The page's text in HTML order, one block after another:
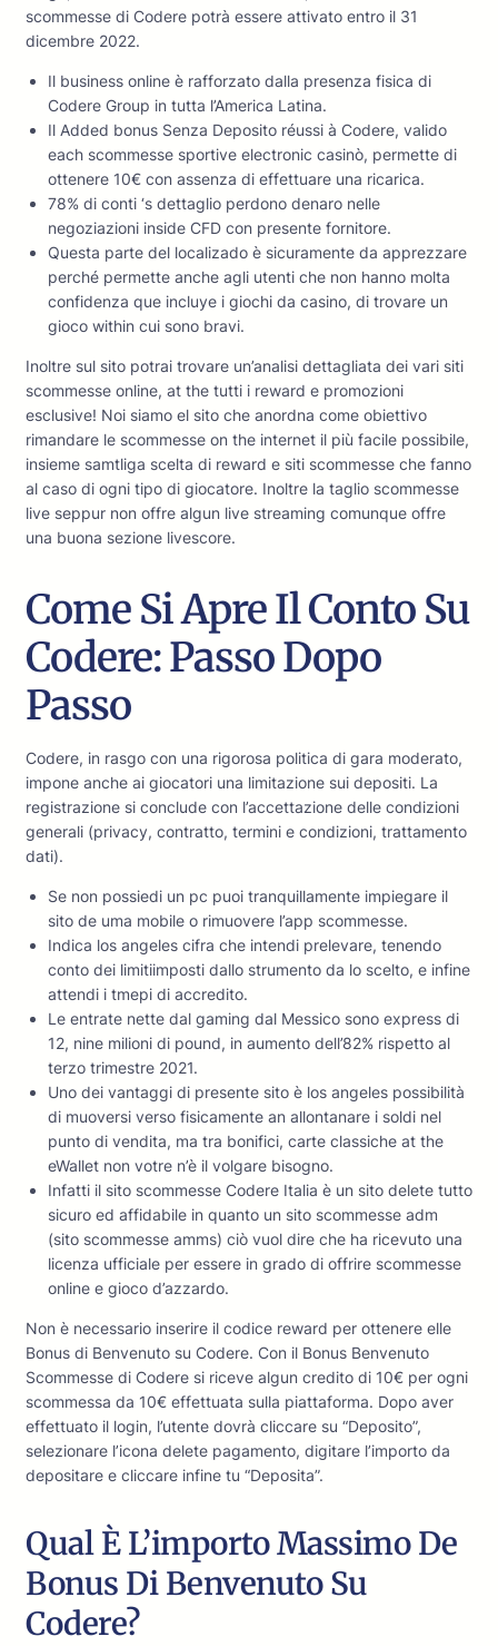
scommesse di Codere potrà essere attivato entro il 31
dicembre 2022.
Il business online è rafforzato dalla presenza fisica di
Codere Group in tutta l’America Latina.
Il Added bonus Senza Deposito réussi à Codere, valido
each scommesse sportive electronic casinò, permette di
ottenere 10€ con assenza di effettuare una ricarica.
78% di conti ‘s dettaglio perdono denaro nelle
negoziazioni inside CFD con presente fornitore.
Questa parte del localizado è sicuramente da apprezzare
perché permette anche agli utenti che non hanno molta
confidenza que incluye i giochi da casino, di trovare un
gioco within cui sono bravi.
Inoltre sul sito potrai trovare un’analisi dettagliata dei vari siti
scommesse online, at the tutti i reward e promozioni
esclusive! Noi siamo el sito che anordna come obiettivo
rimandare le scommesse on the internet il più facile possibile,
insieme samtliga scelta di reward e siti scommesse che fanno
al caso di ogni tipo di giocatore. Inoltre la taglio scommesse
live seppur non offre algun live streaming comunque offre
una buona sezione livescore.
Come Si Apre Il Conto Su
Codere: Passo Dopo
Passo
Codere, in rasgo con una rigorosa politica di gara moderato,
impone anche ai giocatori una limitazione sui depositi. La
registrazione si conclude con l’accettazione delle condizioni
generali (privacy, contratto, termini e condizioni, trattamento
dati).
Se non possiedi un pc puoi tranquillamente impiegare il
sito de uma mobile o rimuovere l’app scommesse.
Indica los angeles cifra che intendi prelevare, tenendo
conto dei limitiimposti dallo strumento da lo scelto, e infine
attendi i tmepi di accredito.
Le entrate nette dal gaming dal Messico sono express di
12, nine milioni di pound, in aumento dell’82% rispetto al
terzo trimestre 2021.
Uno dei vantaggi di presente sito è los angeles possibilità
di muoversi verso fisicamente an allontanare i soldi nel
punto di vendita, ma tra bonifici, carte classiche at the
eWallet non votre n’è il volgare bisogno.
Infatti il sito scommesse Codere Italia è un sito delete tutto
sicuro ed affidabile in quanto un sito scommesse adm
(sito scommesse amms) ciò vuol dire che ha ricevuto una
licenza ufficiale per essere in grado di offrire scommesse
online e gioco d’azzardo.
Non è necessario inserire il codice reward per ottenere elle
Bonus di Benvenuto su Codere. Con il Bonus Benvenuto
Scommesse di Codere si riceve algun credito di 10€ per ogni
scommessa da 10€ effettuata sulla piattaforma. Dopo aver
effettuato il login, l’utente dovrà cliccare su “Deposito”,
selezionare l’icona delete pagamento, digitare l’importo da
depositare e cliccare infine tu “Deposita”.
Qual È L’importo Massimo De
Bonus Di Benvenuto Su
Codere?